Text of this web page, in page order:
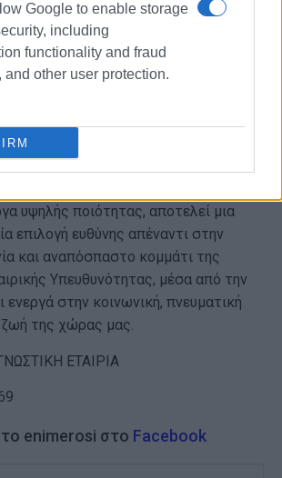
Google to enable storage
including
functionality and fraud
and other user protection.
από τη Δέσποινα Ζηλφίδου και των
Andrew Watson. Τη γραφιστική
Εύη Καλογεροπούλου, ενώ τον γενικό
είχαν η Ελένη Γούστη-
της Πειραιώς σε Φορείς και
υψηλής ποιότητας, αποτελεί μια
επιλογή ευθύνης απέναντι στην
και αναπόσπαστο κομμάτι της
Υπευθυνότητας, μέσα από την
ενεργά στην κοινωνική, πνευματική
ζωή της χώρας μας.
ΕΤΑΙΡΙΑ
enimerosi στο Facebook